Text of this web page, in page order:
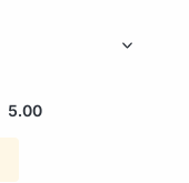
5.00